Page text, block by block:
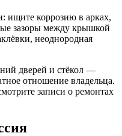
ищите коррозию в арках,
зазоры между крышкой
неоднородная
дверей и стёкол —
отношение владельца.
записи о ремонтах